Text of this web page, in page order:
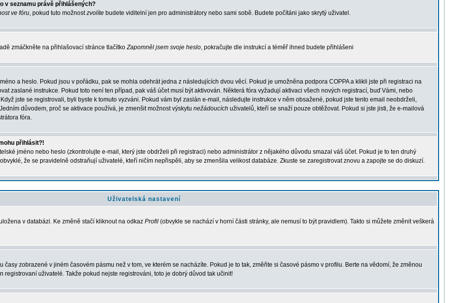
v seznamu právě přihlášených?
ve fóru, pokud tuto možnostzvolíte budete viditelní jen pro administrátory nebo sami sobě. Budete počítáni jako skrytý uživatel.
zmáčkněte na přihlašovací stránce tlačítkoZapomněl jsem svoje heslo, pokračujte dle instrukcí a téměř ihned budete přihlášeni
a heslo. Pokud jsou v pořádku, pak se mohla odehrát jedna z následujících dvou věcí. Pokud je umožněna podpora COPPA a klikli jste při registraci na
zaslané instrukce. Pokud toto není ten případ, pak váš účet musí být aktivován. Některá fóra vyžadují aktivaci všech nových registrací, buď Vámi, nebo
jste se registrovali, byli byste k tomuto vyzváni. Pokud vám byl zaslán e-mail, následujte instrukce v něm obsažené, pokud jste tento email neobdrželi,
důvodem, proč se aktivace používá, je zmenšit možnost výskytu nežádoucích uživatelů, kteří se snaží pouze obtěžovat. Pokud si jste jisti, že e-mailová
fóra.
přihlásit?!
jméno nebo heslo (zkontrolujte e-mail, který jste obdrželi při registraci) nebo administrátor z nějakého důvodu smazal váš účet. Pokud je to ten druhý
že se pravidelně odstraňují uživatelé, kteří ničím nepřispěli, aby se zmenšila velikost databáze. Zkuste se zaregistrovat znovu a zapojte se do diskuzí.
Uživatelská nastavení
v databázi. Ke změně stačí kliknout na odkaz Profil (obvykle se nachází v horní části stránky, ale nemusí to být pravidlem). Takto si můžete změnit veškerá
časy zobrazené v jiném časovém pásmu než v tom, ve kterém se nacházíte. Pokud je to tak, změňte si časové pásmo v profilu. Berte na vědomí, že změnou
uživatelé. Takže pokud nejste registrováni, toto je dobrý důvod tak učinit!